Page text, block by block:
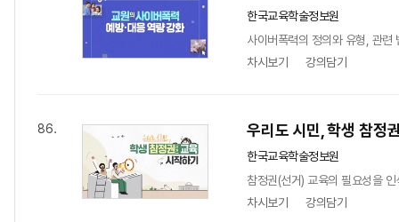
한국교육학술정보원
사이버폭력의 정의와 유형, 관련
차시보기
강의담기
86. 우리도 시민, 학생 참정
한국교육학술정보원
참정권(선거) 교육의 필요성을
차시보기
강의담기